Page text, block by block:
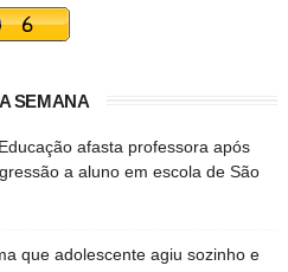
SEMANA
afasta professora após
a aluno em escola de São
que adolescente agiu sozinho e